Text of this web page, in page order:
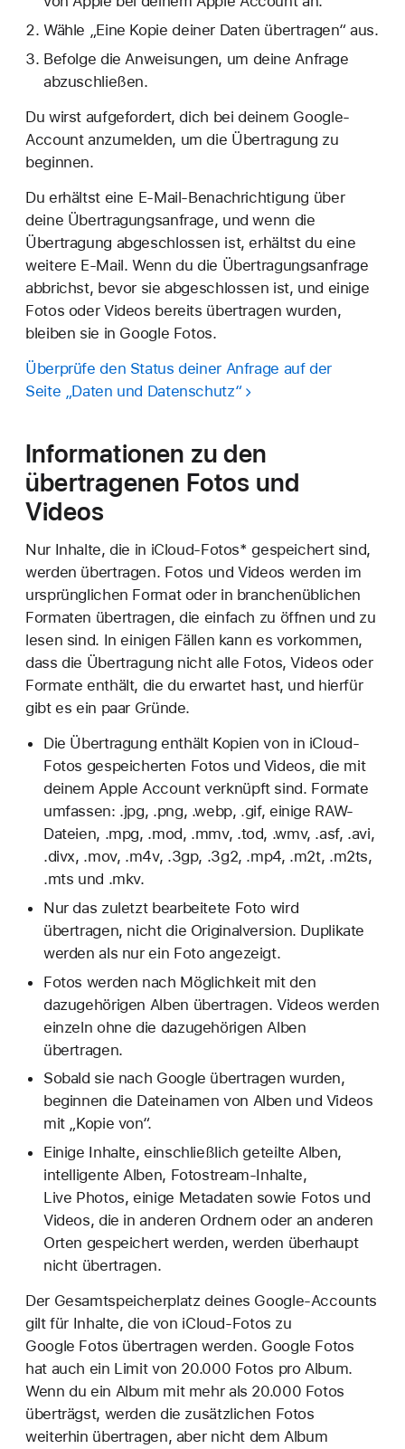
Wähle „Eine Kopie deiner Daten übertragen“ aus.
Befolge die Anweisungen, um deine Anfrage
abzuschließen.
Du wirst aufgefordert, dich bei deinem Google-
Account anzumelden, um die Übertragung zu
beginnen.
Du erhältst eine E-Mail-Benachrichtigung über
deine Übertragungsanfrage, und wenn die
Übertragung abgeschlossen ist, erhältst du eine
weitere E-Mail. Wenn du die Übertragungsanfrage
abbrichst, bevor sie abgeschlossen ist, und einige
Fotos oder Videos bereits übertragen wurden,
bleiben sie in Google Fotos.
Überprüfe den Status deiner Anfrage auf der
Seite „Daten und Datenschutz“
Informationen zu den
übertragenen Fotos und
Videos
Nur Inhalte, die in iCloud-Fotos* gespeichert sind,
werden übertragen. Fotos und Videos werden im
ursprünglichen Format oder in branchenüblichen
Formaten übertragen, die einfach zu öffnen und zu
lesen sind. In einigen Fällen kann es vorkommen,
dass die Übertragung nicht alle Fotos, Videos oder
Formate enthält, die du erwartet hast, und hierfür
gibt es ein paar Gründe.
Die Übertragung enthält Kopien von in iCloud-
Fotos gespeicherten Fotos und Videos, die mit
deinem Apple Account verknüpft sind. Formate
umfassen: .jpg, .png, .webp, .gif, einige RAW-
Dateien, .mpg, .mod, .mmv, .tod, .wmv, .asf, .avi,
.divx, .mov, .m4v, .3gp, .3g2, .mp4, .m2t, .m2ts,
.mts und .mkv.
Nur das zuletzt bearbeitete Foto wird
übertragen, nicht die Originalversion. Duplikate
werden als nur ein Foto angezeigt.
Fotos werden nach Möglichkeit mit den
dazugehörigen Alben übertragen. Videos werden
einzeln ohne die dazugehörigen Alben
übertragen.
Sobald sie nach Google übertragen wurden,
beginnen die Dateinamen von Alben und Videos
mit „Kopie von“.
Einige Inhalte, einschließlich geteilte Alben,
intelligente Alben, Fotostream-Inhalte,
Live Photos, einige Metadaten sowie Fotos und
Videos, die in anderen Ordnern oder an anderen
Orten gespeichert werden, werden überhaupt
nicht übertragen.
Der Gesamtspeicherplatz deines Google-Accounts
gilt für Inhalte, die von iCloud-Fotos zu
Google Fotos übertragen werden. Google Fotos
hat auch ein Limit von 20.000 Fotos pro Album.
Wenn du ein Album mit mehr als 20.000 Fotos
überträgst, werden die zusätzlichen Fotos
weiterhin übertragen, aber nicht dem Album